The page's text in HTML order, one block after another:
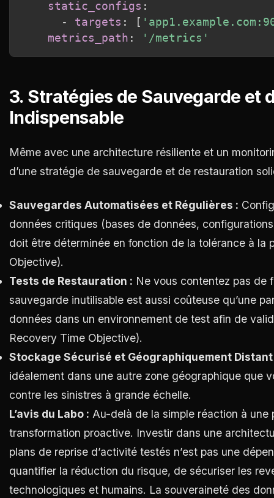
static_configs :
-
targets : [
metrics_path : '/metrics'
3. Stratégies de Sauvegarde et
Indispensable
Même avec une architecture résiliente et un
d’une stratégie de sauvegarde et de restauration
Sauvegardes Automatisées et Régulières :
données critiques (bases de données,
doit être déterminée en fonction de la tolérance à
Objective).
Tests de Restauration : Ne vous contentez pas de
sauvegarde inutilisable est aussi coûteuse qu’une
données dans un environnement de test afin de
Recovery Time Objective).
Stockage Sécurisé et Géographiquement Distant
idéalement dans une autre zone géographique que
contre les sinistres à grande échelle.
L’avis du Labo : Au-delà de la simple réaction à une
transformation proactive. Investir dans une
plans de reprise d’activité testés n’est pas une
quantifier la réduction du risque, de sécuriser les
technologiques et humains. La souveraineté des